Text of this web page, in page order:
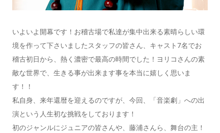
いよいよ開幕です！お稽古場で私達が集中出来る素晴らしい環
境を作って下さいましたスタッフの皆さん、キャスト7名でお
稽古初日から、熱く濃密で最高の時間でした！ヨリコさんの素
敵な世界で、生きる事が出来ます事を本当に嬉しく思いま
す！！
私自身、来年還暦を迎えるのですが、今回、「音楽劇」への出
演という人生初な挑戦をしております！
初のジャンルにジュニアの皆さんや、藤浦さんら、舞台の主！